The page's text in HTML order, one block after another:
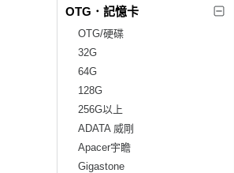
OTG．記憶卡
OTG/硬碟
32G
64G
128G
256G以上
ADATA 威剛
Apacer宇瞻
Gigastone